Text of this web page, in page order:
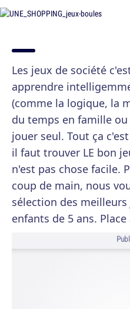
Les jeux de société
apprendre
(comme la logique, la
du temps en famille
jouer seul. Tout ça
il faut trouver LE bon
n'est pas chose facile.
coup de main, nous
sélection des
enfants de 5 ans.